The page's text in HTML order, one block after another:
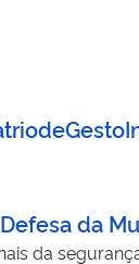
da
da